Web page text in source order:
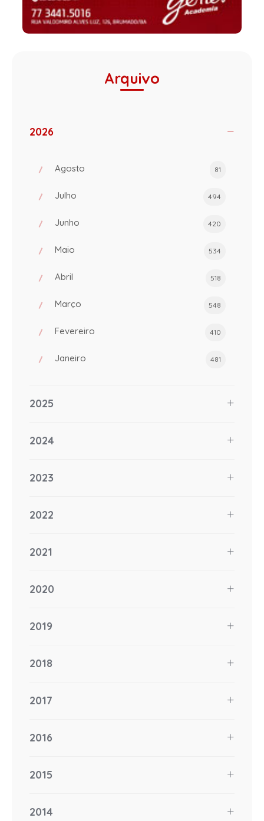
Arquivo
2026
Agosto 81
Julho 494
Junho 420
Maio 534
Abril 518
Março 548
Fevereiro 410
Janeiro 481
2025
2024
2023
2022
2021
2020
2019
2018
2017
2016
2015
2014